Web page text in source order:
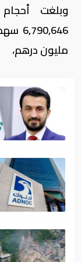
وبلغت
مليون درهم،